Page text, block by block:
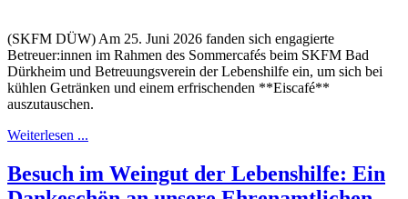
(SKFM DÜW) Am 25. Juni 2026 fanden sich engagierte
Betreuer:innen im Rahmen des Sommercafés beim SKFM Bad
Dürkheim und Betreuungsverein der Lebenshilfe ein, um sich bei
kühlen Getränken und einem erfrischenden **Eiscafé**
auszutauschen.
Weiterlesen ...
Besuch im Weingut der Lebenshilfe: Ein